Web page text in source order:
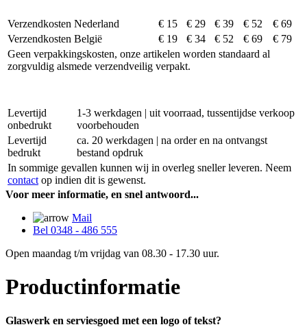
Verzendkosten Nederland € 15 € 29 € 39 € 52
€ 69
Verzendkosten België
€ 19 € 34 € 52 € 69
€ 79
Geen verpakkingskosten, onze artikelen worden standaard al
zorgvuldig alsmede verzendveilig verpakt.
Levertijd
onbedrukt
1-3 werkdagen | uit voorraad, tussentijdse verkoop
voorbehouden
Levertijd
bedrukt
ca. 20 werkdagen | na order en na ontvangst
bestand opdruk
In sommige gevallen kunnen wij in overleg sneller leveren. Neem
contact op indien dit is gewenst.
Voor meer informatie, en snel antwoord...
Mail
Bel 0348 - 486 555
Open maandag t/m vrijdag van 08.30 - 17.30 uur.
Productinformatie
Glaswerk en serviesgoed met een logo of tekst?